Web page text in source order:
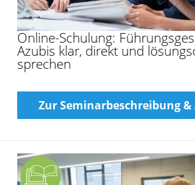
Online-Schulung:
Azubis klar, direkt und
sprechen
Zur Seminarbeschreibung